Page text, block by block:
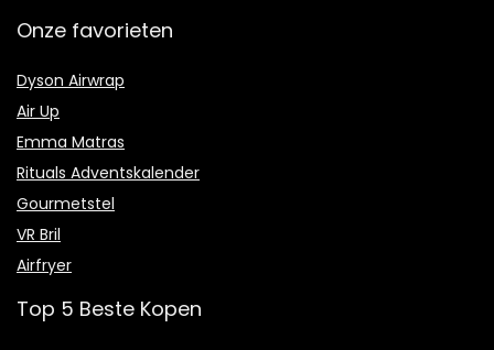
Onze favorieten
Dyson Airwrap
Air Up
Emma Matras
Rituals Adventskalender
Gourmetstel
VR Bril
Airfryer
Top 5 Beste Kopen